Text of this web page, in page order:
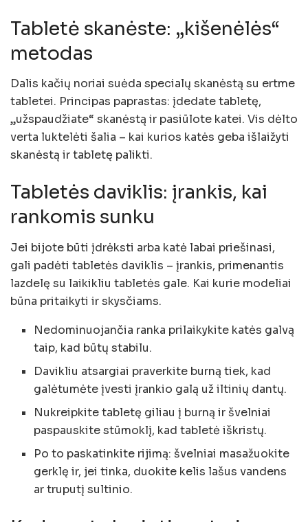
Tabletė skanėste: „kišenėlės“
metodas
Dalis kačių noriai suėda specialų skanėstą su ertme
tabletei. Principas paprastas: įdedate tabletę,
„užspaudžiate“ skanėstą ir pasiūlote katei. Vis dėlto
verta luktelėti šalia – kai kurios katės geba išlaižyti
skanėstą ir tabletę palikti.
Tabletės daviklis: įrankis, kai
rankomis sunku
Jei bijote būti įdrėksti arba katė labai priešinasi,
gali padėti tabletės daviklis – įrankis, primenantis
lazdelę su laikikliu tabletės gale. Kai kurie modeliai
būna pritaikyti ir skysčiams.
Nedominuojančia ranka prilaikykite katės galvą
taip, kad būtų stabilu.
Davikliu atsargiai praverkite burną tiek, kad
galėtumėte įvesti įrankio galą už iltinių dantų.
Nukreipkite tabletę giliau į burną ir švelniai
paspauskite stūmoklį, kad tabletė iškristų.
Po to paskatinkite rijimą: švelniai masažuokite
gerklę ir, jei tinka, duokite kelis lašus vandens
ar truputį sultinio.